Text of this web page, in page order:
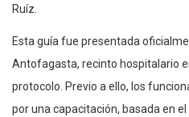
Ruíz.
Esta guía fue presentada
Antofagasta, recinto hospitalario
protocolo. Previo a ello, los
por una capacitación, basada en